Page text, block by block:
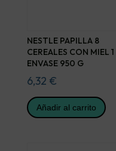
NESTLE PAPILLA 8
CEREALES CON MIEL 1
ENVASE 950 G
6,32 €
Añadir al carrito